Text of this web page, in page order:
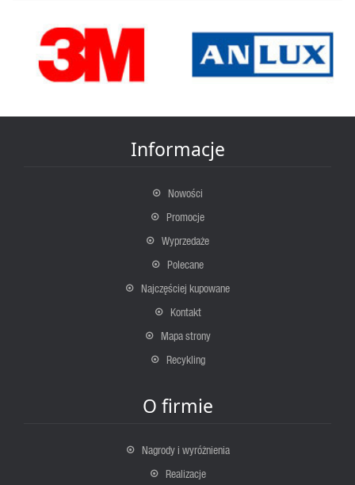
Informacje
Nowości
Promocje
Wyprzedaże
Polecane
Najczęściej kupowane
Kontakt
Mapa strony
Recykling
O firmie
Nagrody i wyróżnienia
Realizacje